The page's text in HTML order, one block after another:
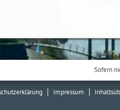
Sofern
Impressum